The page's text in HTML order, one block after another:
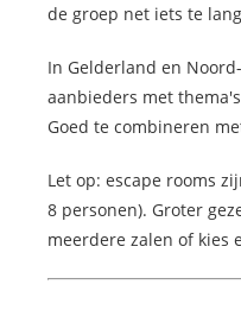
de groep net iets te
In Gelderland en
aanbieders met
Goed te combineren
Let op: escape rooms
8 personen). Groter
meerdere zalen of kies